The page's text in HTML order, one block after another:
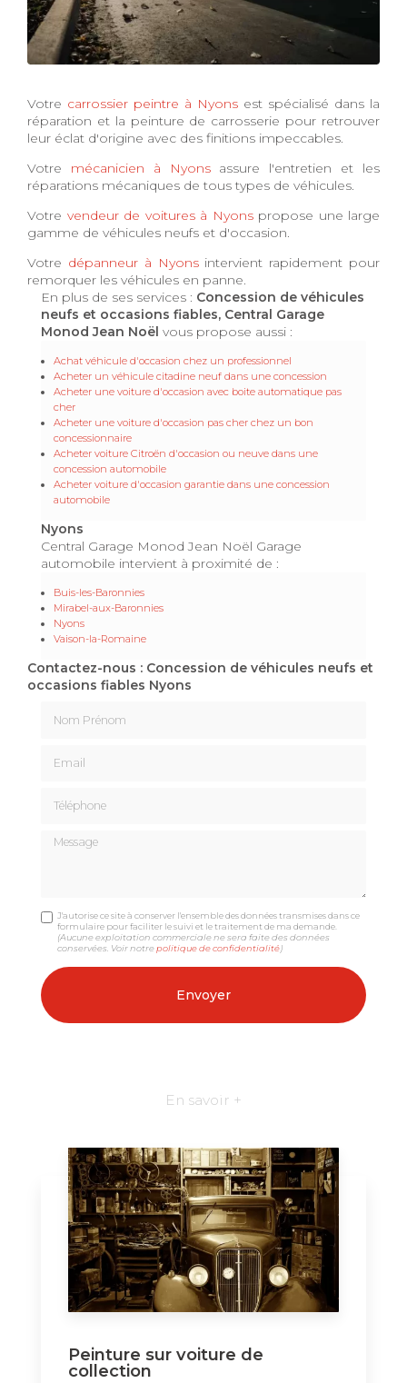
Votre carrossier peintre à Nyons est spécialisé dans la
réparation et la peinture de carrosserie pour retrouver
leur éclat d'origine avec des finitions impeccables.
Votre mécanicien à Nyonsassure l'entretien et les
réparations mécaniques de tous types de véhicules.
Votre vendeur de voitures à Nyonspropose une large
gamme de véhicules neufs et d'occasion.
Votre dépanneur à Nyonsintervient rapidement pour
remorquer les véhicules en panne.
En plus de ses services : Concession de véhicules
neufs et occasions fiables, Central Garage
Monod Jean Noël vous propose aussi :
Achat véhicule d'occasion chez un professionnel
Acheter un véhicule citadine neuf dans une concession
Acheter une voiture d'occasion avec boite automatique pas
cher
Acheter une voiture d'occasion pas cher chez un bon
concessionnaire
Acheter voiture Citroën d'occasion ou neuve dans une
concession automobile
Acheter voiture d'occasion garantie dans une concession
automobile
Nyons
Central Garage Monod Jean Noël Garage
automobile intervient à proximité de :
Buis-les-Baronnies
Mirabel-aux-Baronnies
Nyons
Vaison-la-Romaine
Contactez-nous : Concession de véhicules neufs et
occasions fiables Nyons
Message
J'autorise ce site à conserver l'ensemble des données transmises dans ce
formulaire pour faciliter le suivi et le traitement de ma demande.
(Aucune exploitation commerciale ne sera faite des données
conservées. Voir notrepolitique de confidentialité)
En savoir +
Peinture sur voiture de
collection